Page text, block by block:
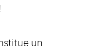
un